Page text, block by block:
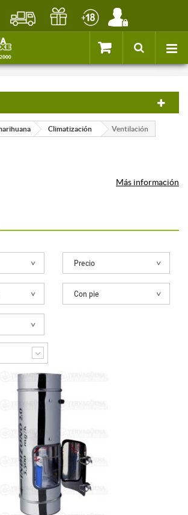
Climatización Ventilación
Más información
Precio
Con pie